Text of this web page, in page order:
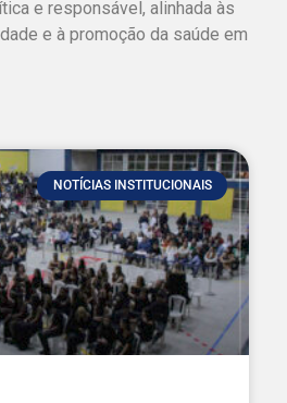
e responsável, alinhada às
e à promoção da saúde em
NOTÍCIAS INSTITUCIONAIS